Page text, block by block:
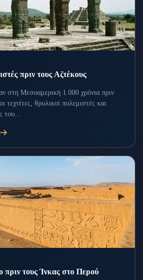
πριν τους Αζτέκους
στη Μεσοαμερική 1.000 χρόνια πριν
τεχνίτες, θρυλικοί πολεμιστές και
του...
πριν τους Ίνκας στο Περού